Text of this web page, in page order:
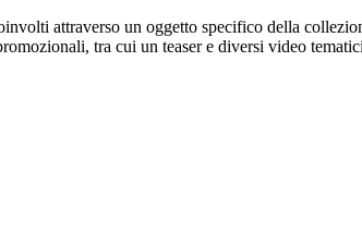
attraverso un oggetto specifico della
tra cui un teaser e diversi video